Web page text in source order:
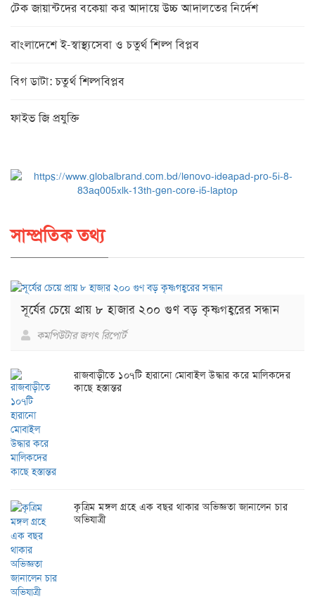
টেক জায়ান্টদের বকেয়া কর আদায়ে উচ্চ আদালতের নির্দেশ
বাংলাদেশে ই-স্বাস্থ্যসেবা ও চতুর্থ শিল্প বিপ্লব
বিগ ডাটা: চতুর্থ শিল্পবিপ্লব
ফাইভ জি প্রযুক্তি
সাম্প্রতিক তথ্য
সূর্যের চেয়ে প্রায় ৮ হাজার ২০০ গুণ বড় কৃষ্ণগহ্বরের সন্ধান
কমপিউটার জগৎ রিপোর্ট
রাজবাড়ীতে ১০৭টি হারানো মোবাইল উদ্ধার করে মালিকদের
কাছে হস্তান্তর
কৃত্রিম মঙ্গল গ্রহে এক বছর থাকার অভিজ্ঞতা জানালেন চার
অভিযাত্রী